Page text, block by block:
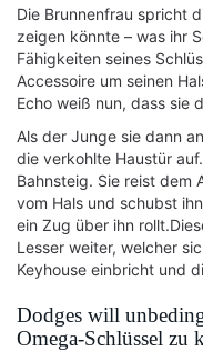
Die Brunnenfrau spricht
zeigen könnte – was ihr
Fähigkeiten seines
Accessoire um seinen
Echo weiß nun, dass sie
Als der Junge sie dann
die verkohlte Haustür
Bahnsteig. Sie reist dem
vom Hals und schubst
ein Zug über ihn
Lesser weiter, welcher
Keyhouse einbricht und
Dodges will
Omega-Schlüssel zu